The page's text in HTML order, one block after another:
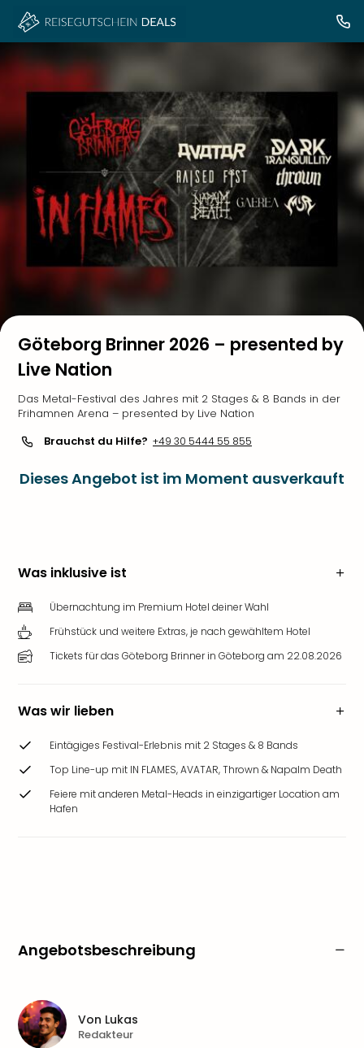
Göteborg Brinner 2026 – presented by
Live Nation
Das Metal-Festival des Jahres mit 2 Stages & 8 Bands in der
Frihamnen Arena – presented by Live Nation
Brauchst du Hilfe? +49 30 5444 55 855
Dieses Angebot ist im Moment ausverkauft
Was inklusive ist
Übernachtung im Premium Hotel deiner Wahl
Frühstück und weitere Extras, je nach gewähltem Hotel
Tickets für das Göteborg Brinner in Göteborg am 22.08.2026
Was wir lieben
Eintägiges Festival-Erlebnis mit 2 Stages & 8 Bands
Top Line-up mit IN FLAMES, AVATAR, Thrown & Napalm Death
Feiere mit anderen Metal-Heads in einzigartiger Location am
Hafen
Angebotsbeschreibung
Von Lukas
Redakteur